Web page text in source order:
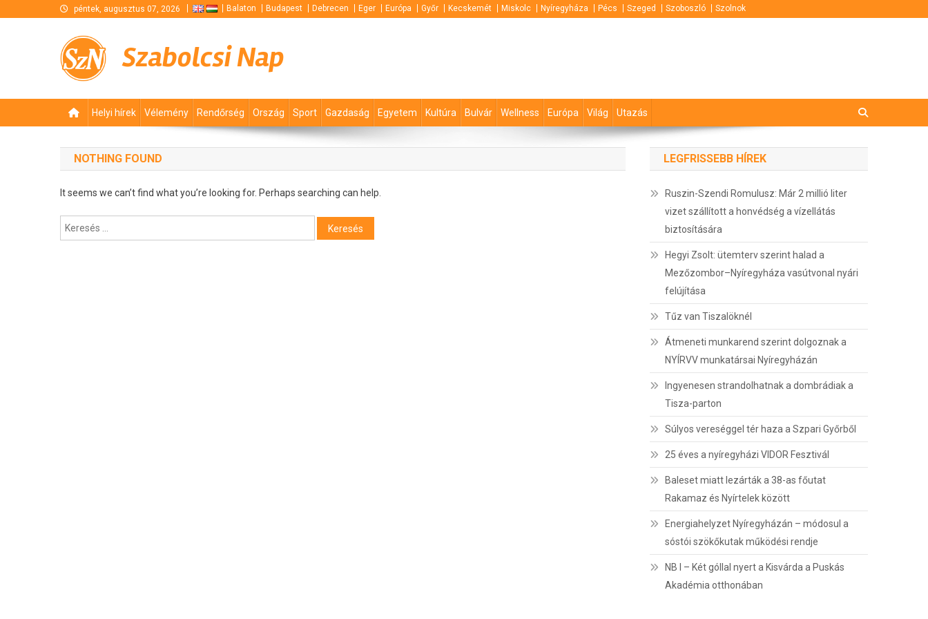
péntek, augusztus 07, 2026 Balaton Budapest Debrecen Eger Európa Győr Kecskemét Miskolc Nyíregyháza Pécs Szeged Szoboszló Szolnok
Szabolcsi Nap
Helyi hírek Vélemény Rendőrség Ország Sport Gazdaság Egyetem Kultúra Bulvár Wellness Európa Világ Utazás
NOTHING FOUND
It seems we can’t find what you’re looking for. Perhaps searching can help.
Keresés:
LEGFRISSEBB HÍREK
Ruszin-Szendi Romulusz: Már 2 millió liter
vizet szállított a honvédség a vízellátás
biztosítására
Hegyi Zsolt: ütemterv szerint halad a
Mezőzombor–Nyíregyháza vasútvonal nyári
felújítása
Tűz van Tiszalöknél
Átmeneti munkarend szerint dolgoznak a
NYÍRVV munkatársai Nyíregyházán
Ingyenesen strandolhatnak a dombrádiak a
Tisza-parton
Súlyos vereséggel tér haza a Szpari Győrből
25 éves a nyíregyházi VIDOR Fesztivál
Baleset miatt lezárták a 38-as főutat
Rakamaz és Nyírtelek között
Energiahelyzet Nyíregyházán – módosul a
sóstói szökőkutak működési rendje
NB I – Két góllal nyert a Kisvárda a Puskás
Akadémia otthonában